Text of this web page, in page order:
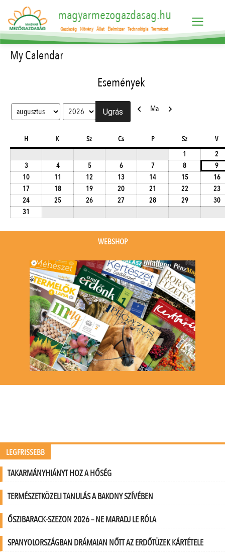
magyarmezogazdasag.hu
Gazdaság Növény Állat Élelmiszer Technológia Természet
My Calendar
Események
Hónap
Év
Előző
Ma Következő
Hhétfő Kkedd Szszerda Cscsütörtök Ppéntek Szszombat V
1 2026.08.01.
2
32026.08.03.
42026.08.04.
52026.08.05.
62026.08.06.
72026.08.07.
82026.08.08.
9
102026.08.10.
11 2026.08.11.
12 2026.08.12.
132026.08.13.
142026.08.14.
152026.08.15.
16
172026.08.17.
182026.08.18.
192026.08.19.
202026.08.20.
21 2026.08.21.
222026.08.22.
23
242026.08.24.
252026.08.25.
262026.08.26.
272026.08.27.
282026.08.28.
292026.08.29.
30
31
WEBSHOP
LEGFRISSEBB
TAKARMÁNYHIÁNYT HOZ A HŐSÉG
TERMÉSZETKÖZELI TANULÁS A BAKONY SZÍVÉBEN
ŐSZIBARACK-SZEZON 2026 – NE MARADJ LE RÓLA
SPANYOLORSZÁGBAN DRÁMAIAN NŐTT AZ ERDŐTÜZEK KÁRTÉTELE